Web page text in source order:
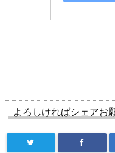
よろしければシェアお